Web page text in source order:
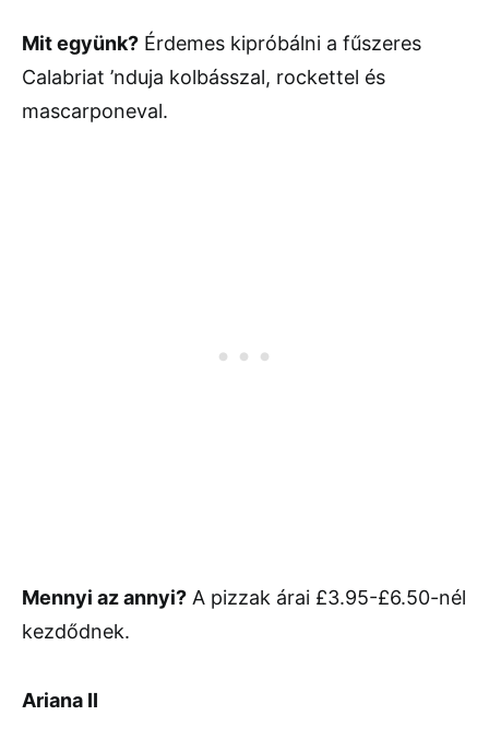
Mit együnk? Érdemes kipróbálni a fűszeres
Calabriat ’nduja kolbásszal, rockettel és
mascarponeval.
Mennyi az annyi? A pizzak árai £3.95-£6.50-nél
kezdődnek.
Ariana II